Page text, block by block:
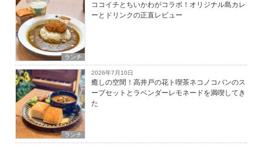
ランチ
ココイチとちいかわがコラボ！オリジナル島カレ
ーとドリンクの正直レビュー
ランチ
2026年7月10日
癒しの空間！高井戸の花ト喫茶ネコノコバンのス
ープセットとラベンダーレモネードを満喫してき
た